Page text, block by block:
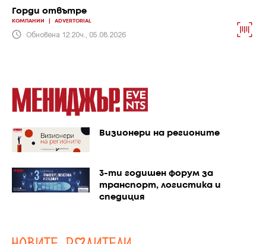
Горди отвътре
КОМПАНИИ ADVERTORIAL
Обновена 12:20ч., 05.08.2026
Визионери на регионите
3-ти годишен форум за
транспорт, логистика и
спедиция